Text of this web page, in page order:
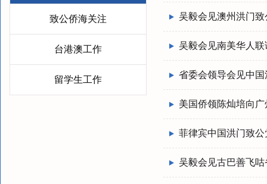
致公侨海关注
台港澳工作
留学生工作
吴毅会见澳州洪门
吴毅会见南美华人
省委会领导会见中
美国侨领陈灿培向
菲律宾中国洪门致
吴毅会见古巴善飞咕